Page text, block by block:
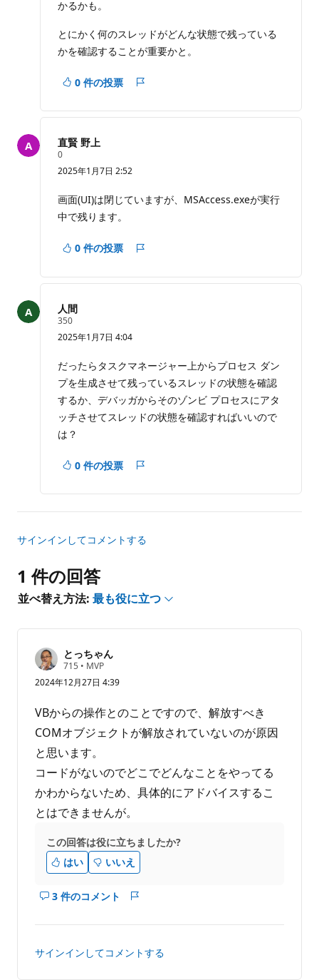
かるかも。
とにかく何のスレッドがどんな状態で残っている
かを確認することが重要かと。
0 件の投票
ー
直賢 野上
0評
の
イ
ン
ト
2025年1月7日 2:52
画面(UI)は閉じていますが、MSAccess.exeが実行
中で残ります。
0 件の投票
ー
人間
350評
価
の
イ
ン
ト
2025年1月7日 4:04
だったらタスクマネージャー上からプロセス ダン
プを生成させて残っているスレッドの状態を確認
するか、デバッガからそのゾンビ プロセスにアタ
ッチさせてスレッドの状態を確認すればいいので
は？
0 件の投票
ト
サインインしてコメントする
1 件の回答
並べ替え方法: 最も役に立つ
とっちゃん
715 評
の
イ
ン
ト
• MVP
2024年12月27日 4:39
VBからの操作とのことですので、解放すべき
COMオブジェクトが解放されていないのが原因
と思います。
コードがないのでどこでどんなことをやってる
かわからないため、具体的にアドバイスするこ
とはできませんが。
この回答は役に立ちましたか?
はい
いいえ
3 件のコメント
こ
答
の
ト
サインインしてコメントする